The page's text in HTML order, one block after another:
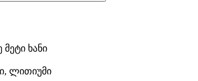
მეტი ხანი
ლითიუმი